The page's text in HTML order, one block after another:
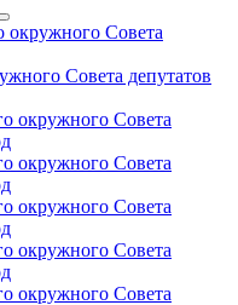
окружного Совета
Совета депутатов
окружного Совета
окружного Совета
окружного Совета
окружного Совета
окружного Совета